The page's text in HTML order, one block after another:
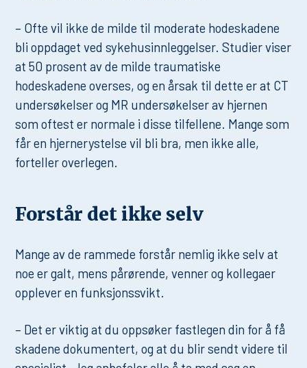
– Ofte vil ikke de milde til moderate hodeskadene
bli oppdaget ved sykehusinnleggelser. Studier viser
at 50 prosent av de milde traumatiske
hodeskadene overses, og en årsak til dette er at CT
undersøkelser og MR undersøkelser av hjernen
som oftest er normale i disse tilfellene. Mange som
får en hjernerystelse vil bli bra, men ikke alle,
forteller overlegen.
Forstår det ikke selv
Mange av de rammede forstår nemlig ikke selv at
noe er galt, mens pårørende, venner og kollegaer
opplever en funksjonssvikt.
– Det er viktig at du oppsøker fastlegen din for å få
skadene dokumentert, og at du blir sendt videre til